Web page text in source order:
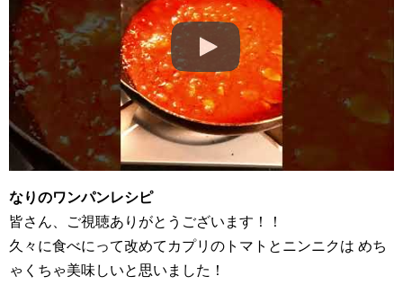
なりのワンパンレシピ
皆さん、ご視聴ありがとうございます！！
久々に食べにって改めてカプリのトマトとニンニクは めち
ゃくちゃ美味しいと思いました！